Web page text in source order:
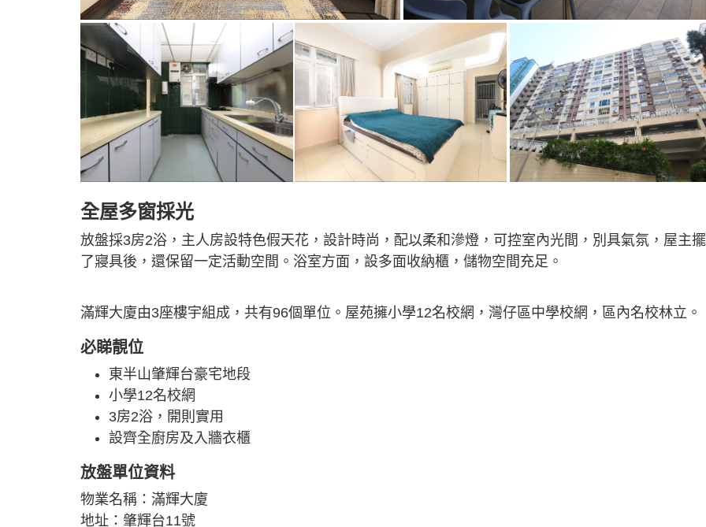
全屋多窗採光
放盤採3房2浴，主人房設特色假天花，設計時尚，配以柔和滲燈，可控室內光間，別具氣氛，屋主
了寢具後，還保留一定活動空間。浴室方面，設多面收納櫃，儲物空間充足。
滿輝大廈由3座樓宇組成，共有96個單位。屋苑擁小學12名校網，灣仔區中學校網，區內名校林立。
必睇靚位
東半山肇輝台豪宅地段
小學12名校網
3房2浴，開則實用
設齊全廚房及入牆衣櫃
放盤單位資料
物業名稱：滿輝大廈
地址：肇輝台11號